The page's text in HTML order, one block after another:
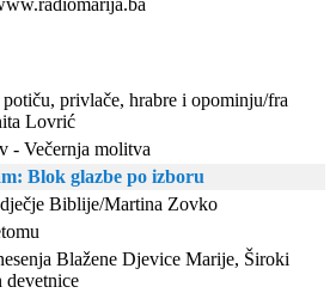
privlače, hrabre i opominju/fra
Lovrić
- Večernja molitva
Blok glazbe po izboru
Biblije/Martina Zovko
Blažene Djevice Marije, Široki
devetnice